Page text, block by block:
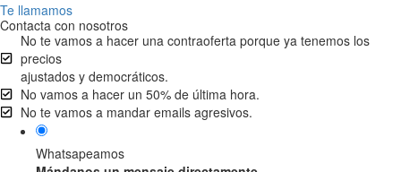
Te llamamos
Contacta con nosotros
No te vamos a hacer una contraoferta porque ya tenemos los
precios
ajustados y democráticos.
No vamos a hacer un 50% de última hora.
No te vamos a mandar emails agresivos.
Whatsapeamos